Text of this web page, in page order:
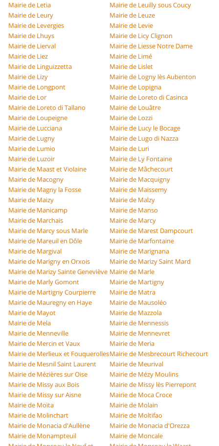
Mairie de Letia
Mairie de Leuilly sous Coucy
Mairie de Leury
Mairie de Leuze
Mairie de Levergies
Mairie de Levie
Mairie de Lhuys
Mairie de Licy Clignon
Mairie de Lierval
Mairie de Liesse Notre Dame
Mairie de Liez
Mairie de Limé
Mairie de Linguizzetta
Mairie de Lislet
Mairie de Lizy
Mairie de Logny lès Aubenton
Mairie de Longpont
Mairie de Lopigna
Mairie de Lor
Mairie de Loreto di Casinca
Mairie de Loreto di Tallano
Mairie de Louâtre
Mairie de Loupeigne
Mairie de Lozzi
Mairie de Lucciana
Mairie de Lucy le Bocage
Mairie de Lugny
Mairie de Lugo di Nazza
Mairie de Lumio
Mairie de Luri
Mairie de Luzoir
Mairie de Ly Fontaine
Mairie de Maast et Violaine
Mairie de Mâchecourt
Mairie de Macogny
Mairie de Macquigny
Mairie de Magny la Fosse
Mairie de Maissemy
Mairie de Maizy
Mairie de Malzy
Mairie de Manicamp
Mairie de Manso
Mairie de Marchais
Mairie de Marcy
Mairie de Marcy sous Marle
Mairie de Marest Dampcourt
Mairie de Mareuil en Dôle
Mairie de Marfontaine
Mairie de Margival
Mairie de Marignana
Mairie de Marigny en Orxois
Mairie de Marizy Saint Mard
Mairie de Marizy Sainte Geneviève Mairie de Marle
Mairie de Marly Gomont
Mairie de Martigny
Mairie de Martigny Courpierre
Mairie de Matra
Mairie de Mauregny en Haye
Mairie de Mausoléo
Mairie de Mayot
Mairie de Mazzola
Mairie de Mela
Mairie de Mennessis
Mairie de Menneville
Mairie de Mennevret
Mairie de Mercin et Vaux
Mairie de Meria
Mairie de Merlieux et FouquerollesMairie de Mesbrecourt Richecourt
Mairie de Mesnil Saint Laurent
Mairie de Meurival
Mairie de Mézières sur Oise
Mairie de Mézy Moulins
Mairie de Missy aux Bois
Mairie de Missy lès Pierrepont
Mairie de Missy sur Aisne
Mairie de Moca Croce
Mairie de Moïta
Mairie de Molain
Mairie de Molinchart
Mairie de Moltifao
Mairie de Monacia d'Aullène
Mairie de Monacia d'Orezza
Mairie de Monampteuil
Mairie de Moncale